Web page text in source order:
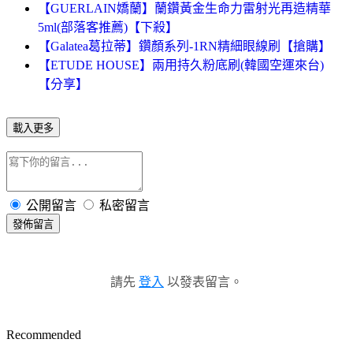
【GUERLAIN嬌蘭】蘭鑽黃金生命力雷射光再造精華
5ml(部落客推薦)【下殺】
【Galatea葛拉蒂】鑽顏系列-1RN精細眼線刷【搶購】
【ETUDE HOUSE】兩用持久粉底刷(韓國空運來台)
【分享】
載入更多
公開留言 私密留言
發佈留言
請先 登入 以發表留言。
Recommended